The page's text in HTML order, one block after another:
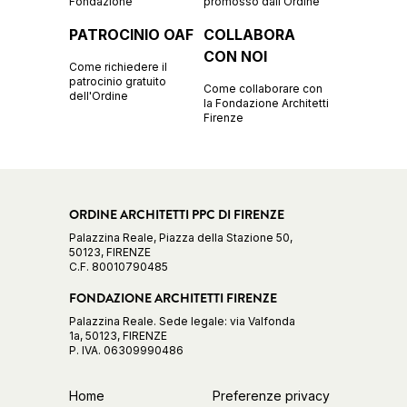
PATROCINIO OAF
Come richiedere il
patrocinio gratuito
dell'Ordine
COLLABORA
CON NOI
Come collaborare con
la Fondazione Architetti
Firenze
ORDINE ARCHITETTI PPC DI FIRENZE
Palazzina Reale, Piazza della Stazione 50,
50123, FIRENZE
C.F. 80010790485
FONDAZIONE ARCHITETTI FIRENZE
Palazzina Reale. Sede legale: via Valfonda
1a, 50123, FIRENZE
P. IVA. 06309990486
Home Preferenze privacy